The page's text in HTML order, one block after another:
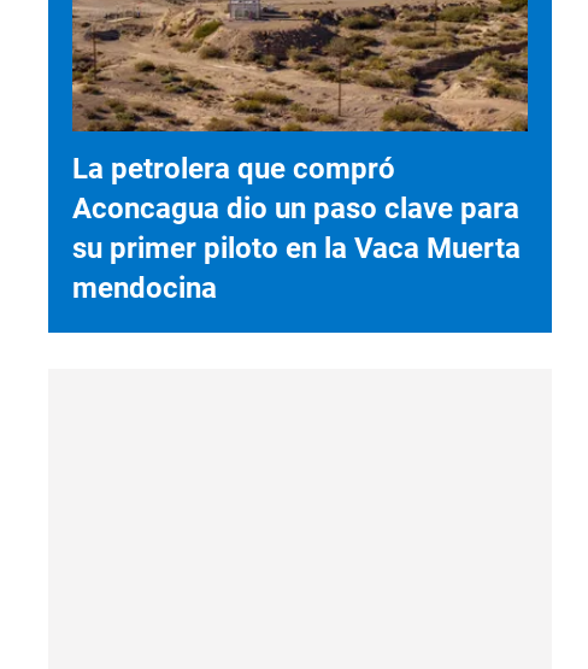
La petrolera que compró
Aconcagua dio un paso clave para
su primer piloto en la Vaca Muerta
mendocina